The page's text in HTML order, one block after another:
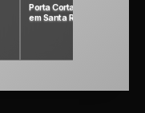
Porta Corta Fogo P240
em Santa Rita, Maranhão